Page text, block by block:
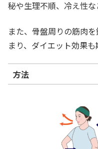
秘や生理不順、冷え性な
また、骨盤周りの筋肉
まり、ダイエット効果も
方法